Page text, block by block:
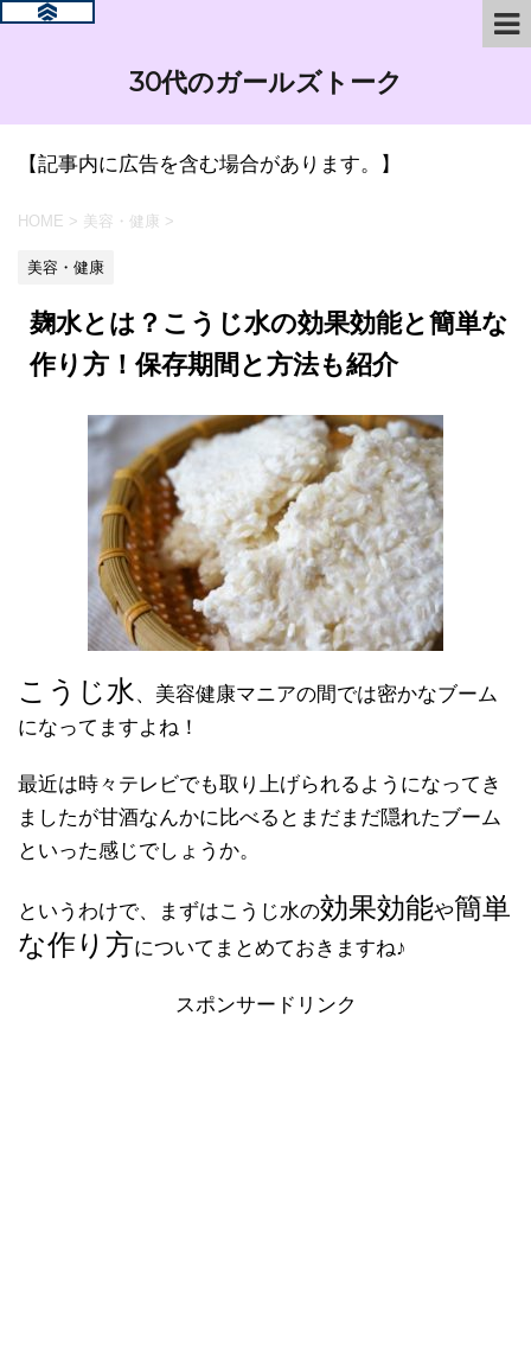
30代のガールズトーク
【記事内に広告を含む場合があります。】
HOME > 美容・健康 >
美容・健康
麹水とは？こうじ水の効果効能と簡単な
作り方！保存期間と方法も紹介
こうじ水、美容健康マニアの間では密かなブーム
になってますよね！
最近は時々テレビでも取り上げられるようになってき
ましたが甘酒なんかに比べるとまだまだ隠れたブーム
といった感じでしょうか。
というわけで、まずはこうじ水の効果効能や簡単
な作り方についてまとめておきますね♪
スポンサードリンク